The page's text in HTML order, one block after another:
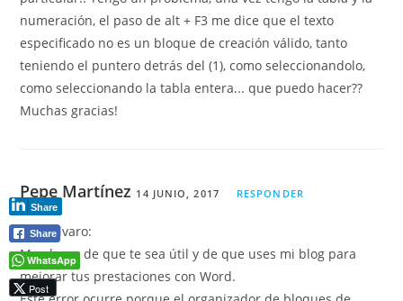
numeración, el paso de alt + F3 me dice que el texto
especificado no es un bloque de creación válido, tanto
teniendo el puntero detrás del (1), como seleccionandolo,
como seleccionando la tabla entera... que puedo hacer??
Muchas gracias!
Pepe Martínez 14 JUNIO, 2017 RESPONDER
Hola Álvaro:
Me alegro de que te sea útil y de que uses mi blog para
mejorar tus prestaciones con Word.
Share
Share
WhatsApp
Post